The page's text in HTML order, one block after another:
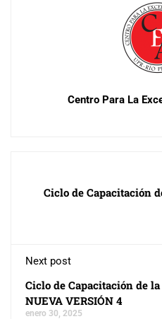
Centro Para La
Ciclo de Capacitación
Next post
Ciclo de Capacitación de
NUEVA VERSIÓN 4
enero 30, 2025